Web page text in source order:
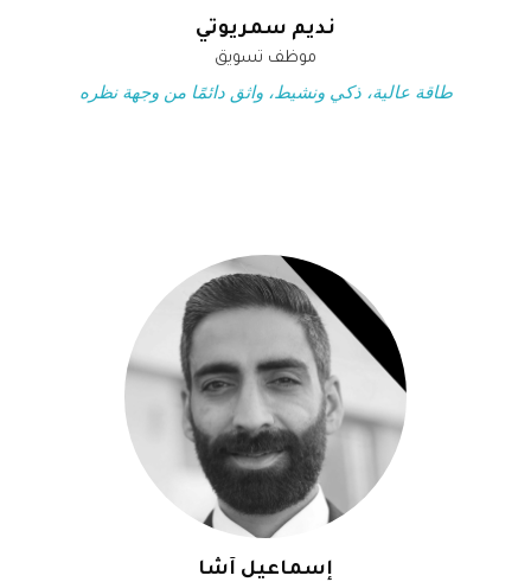
نديم سمريوتي
موظف تسويق
طاقة عالية، ذكي ونشيط، واثق دائمًا من وجهة نظره
إسماعيل آشا